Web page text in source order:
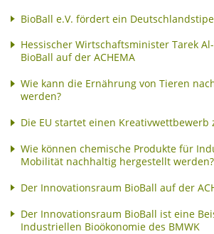
BioBall e.V. fördert ein
Hessischer Wirtschaftsminister Tarek
BioBall auf der ACHEMA
Wie kann die Ernährung von Tieren
werden?
Die EU startet einen Kreativwettbewerb
Wie können chemische Produkte für
Mobilität nachhaltig hergestellt werden?
Der Innovationsraum BioBall auf der
Der Innovationsraum BioBall ist eine
Industriellen Bioökonomie des BMWK